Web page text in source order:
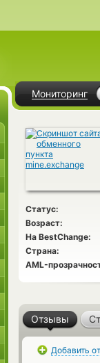
Мониторинг
Статус:
Возраст:
На BestChange:
Страна:
AML-
Отзывы
Добавить